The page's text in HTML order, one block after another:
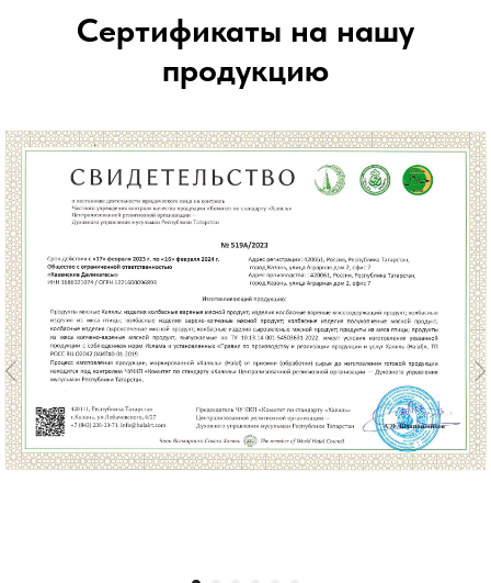
Сертификаты на нашу
продукцию